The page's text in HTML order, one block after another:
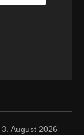
3. August 2026